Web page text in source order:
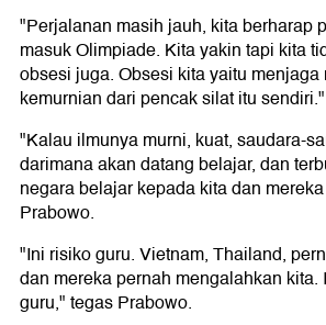
"Perjalanan masih jauh, kita berharap
masuk Olimpiade. Kita yakin tapi kita
obsesi juga. Obsesi kita yaitu menjaga
kemurnian dari pencak silat itu sendiri."
"Kalau ilmunya murni, kuat, saudara-
darimana akan datang belajar, dan
negara belajar kepada kita dan
Prabowo.
"Ini risiko guru. Vietnam, Thailand,
dan mereka pernah mengalahkan kita.
guru," tegas Prabowo.